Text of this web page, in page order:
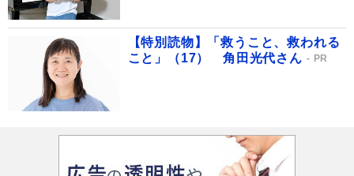
【特別読物】「救うこと、救われる
こと」（17） 角田光代さん
PR